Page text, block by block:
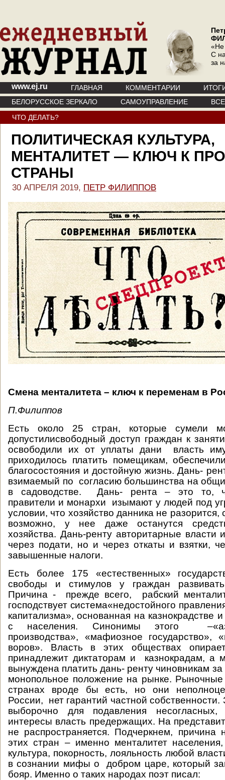
«Не
С
за
www.ej.ru ГЛАВНАЯ КОММЕНТАРИИ
БЕЛОРУССКОЕ ЗЕРКАЛО
САМОУПРАВЛЕНИЕ
ЧТО ДЕЛАТЬ?
ПОЛИТИЧЕСКАЯ КУЛЬТУРА,
МЕНТАЛИТЕТ — КЛЮЧ К
СТРАНЫ
30 АПРЕЛЯ 2019, ПЕТР ФИЛИППОВ
Смена менталитета – ключ к переменам в
П.Филиппов
Есть около 25 стран, которые сумели
допустилисвободный доступ граждан к
освободили их от уплаты дани власть
приходилось платить помещикам,
благосостояния и достойную жизнь. Дань-
взимаемый по согласию большинства на
в садоводстве. Дань- рента – это то,
правители и монархи изымают у людей под
условии, что хозяйство данника не
возможно, у нее даже останутся
хозяйства. Дань-ренту авторитарные власти
через подати, но и через откаты и взятки,
завышенные налоги.
Есть более 175 «естественных»
свободы и стимулов у граждан
Причина - прежде всего, рабский
господствует система«недостойного
капитализма», основанная на казнокрадстве
с населения. Синонимы этого
производства», «мафиозное государство»,
воров». Власть в этих обществах
принадлежит диктаторам и казнокрадам, а
вынуждена платить дань- ренту чиновникам
монопольное положение на рынке.
странах вроде бы есть, но они
России, нет гарантий частной собственности.
выборочно для подавления несогласных,
интересы власть предержащих. На
не распространяется. Подчеркнем, причина
этих стран – именно менталитет населения,
культура, покорность, лояльность любой
в сознании мифы о добром царе, который
бояр. Именно о таких народах поэт писал: